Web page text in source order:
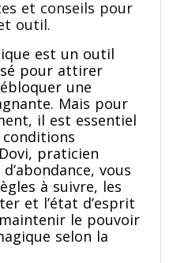
et conseils pour
outil.
est un outil
pour attirer
une
Mais pour
il est essentiel
praticien
vous
à suivre, les
et l’état d’esprit
le pouvoir
selon la